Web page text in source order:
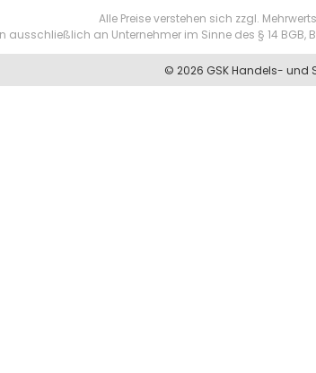
Alle Preise verstehen sich zzgl.
ausschließlich an Unternehmer im Sinne des § 14
© 2026 GSK Handels- und